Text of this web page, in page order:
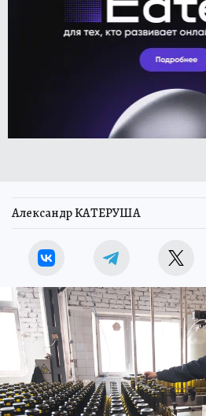
Александр КАТЕРУША